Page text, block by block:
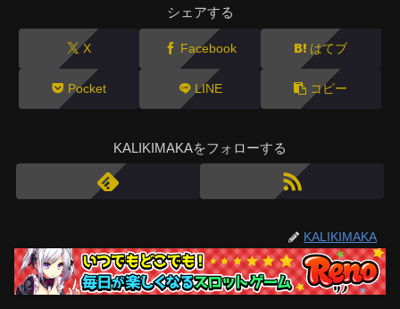
シェアする
X Facebook はてブ
Pocket LINE コピー
KALIKIMAKAをフォローする
KALIKIMAKA